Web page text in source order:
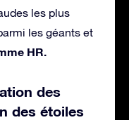
les plus
les géants et
HR.
des
des étoiles